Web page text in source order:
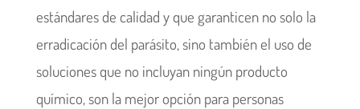
estándares de calidad y que garanticen no solo la
erradicación del parásito, sino también el uso de
soluciones que no incluyan ningún producto
químico, son la mejor opción para personas